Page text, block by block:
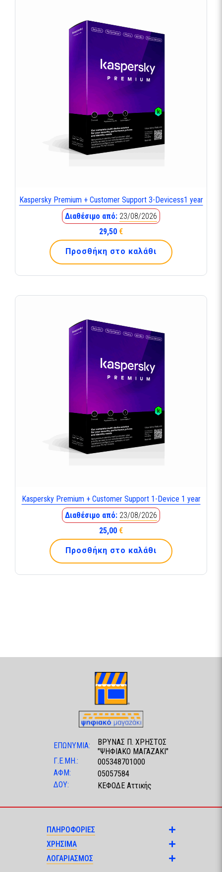
Kaspersky Premium + Customer Support 3-Devicess1 year
Διαθέσιμο από: 23/08/2026
29,50 €
Προσθήκη στο καλάθι
Kaspersky Premium + Customer Support 1-Device 1 year
Διαθέσιμο από: 23/08/2026
25,00 €
Προσθήκη στο καλάθι
ΕΠΩΝΥΜΙΑ:
ΒΡΥΝΑΣ Π. ΧΡΗΣΤΟΣ
"ΨΗΦΙΑΚΟ ΜΑΓΑΖΑΚΙ"
Γ.Ε.ΜΗ.:
005348701000
ΑΦΜ:
05057584
ΔΟΥ:
ΚΕΦΟΔΕ Αττικής
ΠΛΗΡΟΦΟΡΙΕΣ
ΧΡΗΣΙΜΑ
ΛΟΓΑΡΙΑΣΜΟΣ